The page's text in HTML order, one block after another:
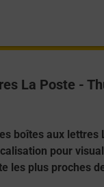
La Poste -
boîtes aux lettres
pour
les plus proches